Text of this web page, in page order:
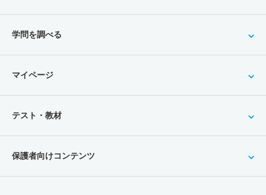
学問を調べる
マイページ
テスト・教材
保護者向けコンテンツ